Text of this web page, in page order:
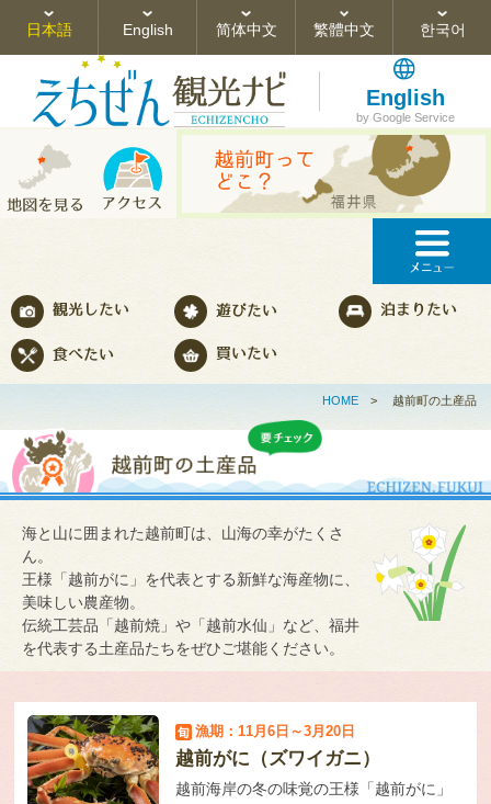
日本語 English 简体中文 繁體中文 한국어
English
by Google Service
HOME> 越前町の土産品
海と山に囲まれた越前町は、山海の幸がたくさ
ん。
王様「越前がに」を代表とする新鮮な海産物に、
美味しい農産物。
伝統工芸品「越前焼」や「越前水仙」など、福井
を代表する土産品たちをぜひご堪能ください。
漁期：11月6日～3月20日
越前がに（ズワイガニ）
越前海岸の冬の味覚の王様「越前がに」